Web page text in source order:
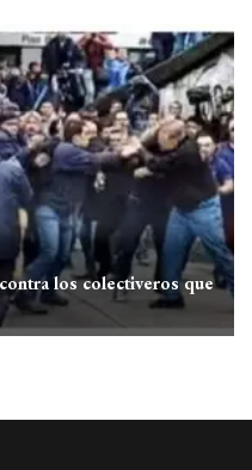
los colectiveros que